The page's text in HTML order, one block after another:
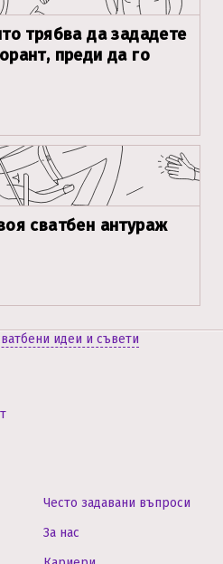
трябва да зададете
преди да го
сватбен антураж
идеи и съвети
Често задавани въпроси
За нас